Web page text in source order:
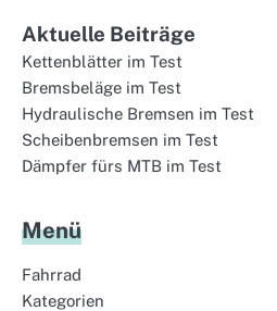
Aktuelle Beiträge
Kettenblätter im Test
Bremsbeläge im Test
Hydraulische Bremsen im Test
Scheibenbremsen im Test
Dämpfer fürs MTB im Test
Menü
Fahrrad
Kategorien